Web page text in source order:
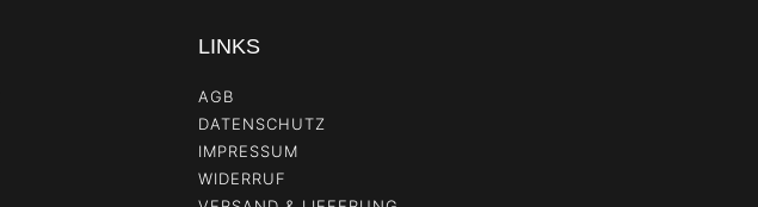
LINKS
AGB
DATENSCHUTZ
IMPRESSUM
WIDERRUF